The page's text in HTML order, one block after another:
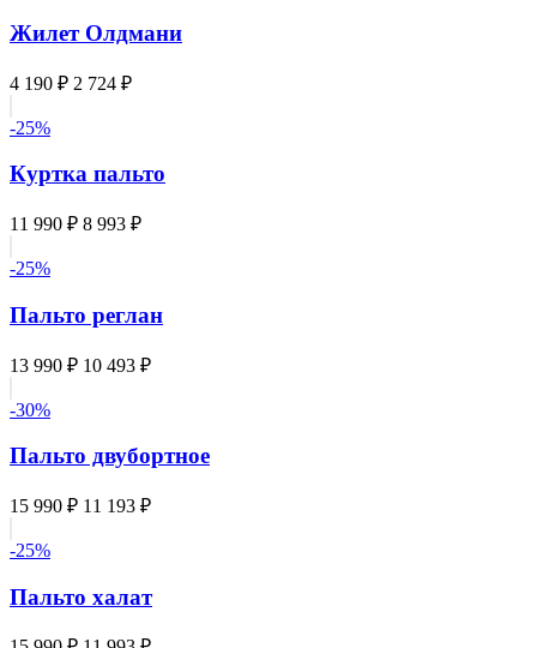
Жилет Олдмани
4 190 ₽ 2 724 ₽
-25%
Куртка пальто
11 990 ₽ 8 993 ₽
-25%
Пальто реглан
13 990 ₽ 10 493 ₽
-30%
Пальто двубортное
15 990 ₽ 11 193 ₽
-25%
Пальто халат